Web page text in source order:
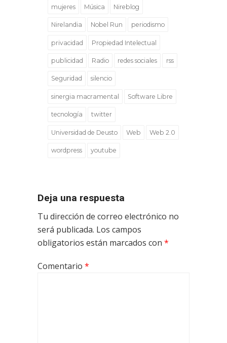
mujeres Música Nireblog
Nirelandia Nobel Run periodismo
privacidad Propiedad Intelectual
publicidad Radio redes sociales rss
Seguridad silencio
sinergia macramental Software Libre
tecnología twitter
Universidad de Deusto Web Web 2.0
wordpress youtube
Deja una respuesta
Tu dirección de correo electrónico no
será publicada. Los campos
obligatorios están marcados con *
Comentario *